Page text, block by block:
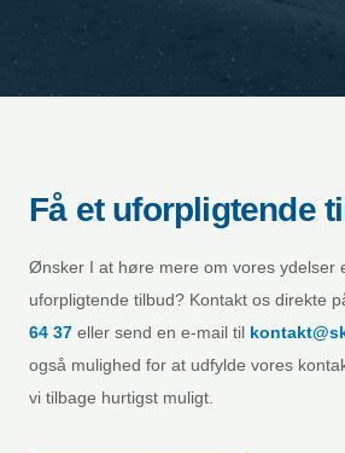
Få et uforpligtende
Ønsker I at høre mere om vores ydelser
uforpligtende tilbud? Kontakt os direkte
64 37 eller send en e-mail til
også mulighed for at udfylde vores
vi tilbage hurtigst muligt.